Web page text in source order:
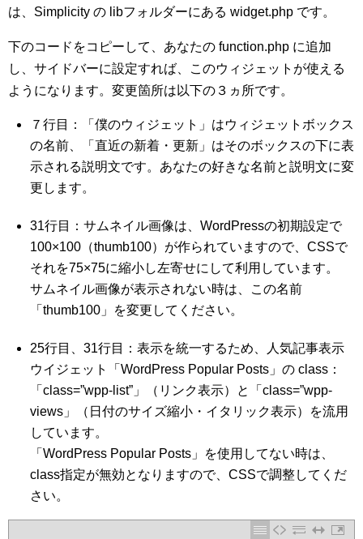
は、Simplicity の libフォルダーにある widget.php です。
下のコードをコピーして、あなたの function.php に追加
し、サイドバーに設定すれば、このウィジェットが使える
ようになります。変更箇所は以下の３ヵ所です。
７行目：「僕のウィジェット」はウィジェットボックス
の名前、「直近の新着・更新」はそのボックスの下に表
示される説明文です。あなたの好きな名前と説明文に変
更します。
31行目：サムネイル画像は、WordPressの初期設定で
100×100（thumb100）が作られていますので、CSSで
それを75×75に縮小し左寄せにして利用しています。
サムネイル画像が表示されない時は、この名前
「thumb100」を変更してください。
25行目、31行目：表示を統一するため、人気記事表示
ウイジェット「WordPress Popular Posts」の class：
「class=”wpp-list”」（リンク表示）と「class=”wpp-
views」（日付のサイズ縮小・イタリック表示）を流用
しています。
「WordPress Popular Posts」を使用してない時は、
class指定が無効となりますので、CSSで調整してくだ
さい。